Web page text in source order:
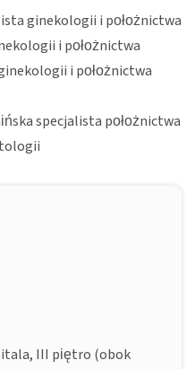
ginekologii i położnictwa
i położnictwa
i położnictwa
specjalista położnictwa
III piętro (obok